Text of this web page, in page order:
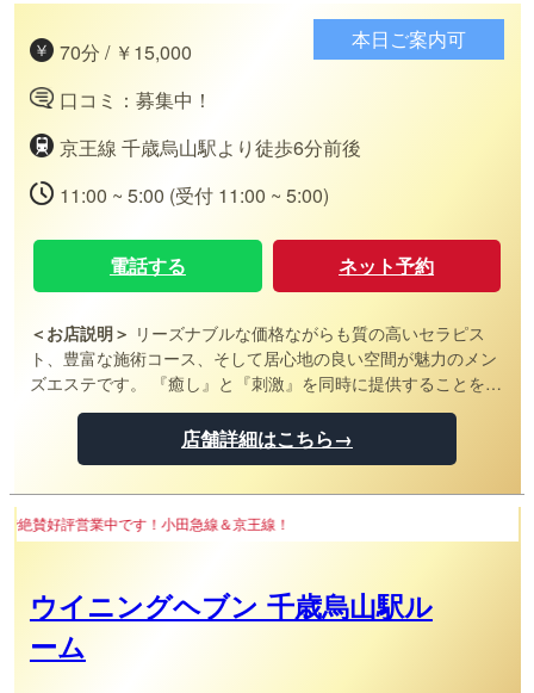
70分 / ￥15,000
口コミ：募集中！
京王線 千歳烏山駅より徒歩6分前後
11:00 ~ 5:00 (受付 11:00 ~ 5:00)
本日ご案内可
電話する ネット予約
＜お店説明＞ リーズナブルな価格ながらも質の高いセラピス
ト、豊富な施術コース、そして居心地の良い空間が魅力のメン
ズエステです。 『癒し』と『刺激』を同時に提供することをコ
ンセプトに掲げ、訪れるすべての男性を心から満足させるサー
ビスを提供し続けています。店舗詳細はこちら→
小田急線＆京王線！
ウイニングヘブン 千歳烏山駅ル
ーム